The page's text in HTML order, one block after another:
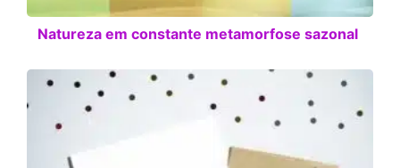
Natureza em constante metamorfose sazonal